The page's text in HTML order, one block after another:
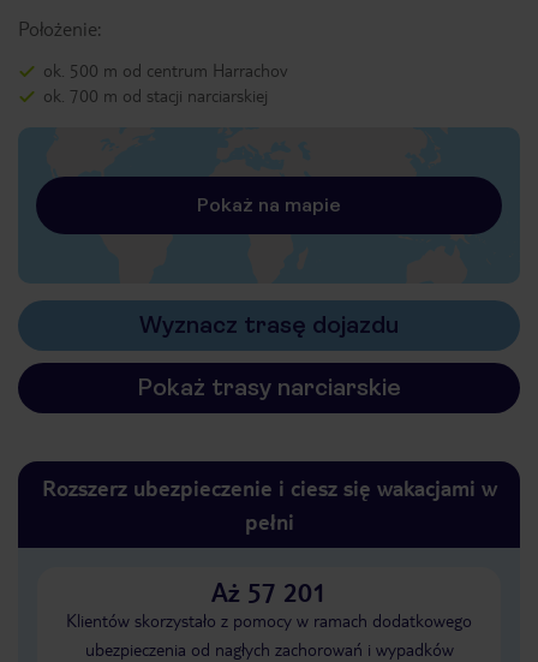
Położenie:
ok. 500 m od centrum Harrachov
ok. 700 m od stacji narciarskiej
Pokaż na mapie
Wyznacz trasę dojazdu
Pokaż trasy narciarskie
Rozszerz ubezpieczenie i ciesz się wakacjami w
pełni
Aż 57 201
Klientów skorzystało z pomocy w ramach dodatkowego
ubezpieczenia od nagłych zachorowań i wypadków